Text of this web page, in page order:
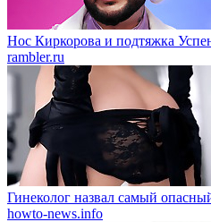
Нос Киркорова и подтяжка
rambler.ru
Гинеколог назвал самый
howto-news.info